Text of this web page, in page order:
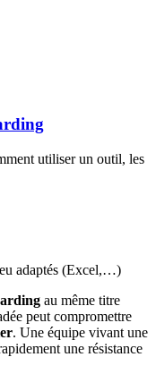
utiliser un outil, les
adaptés (Excel,…)
au même titre
peut compromettre
. Une équipe vivant une
une résistance